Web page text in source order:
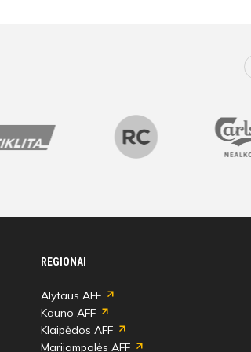
REGIONAI
Alytaus AFF
Kauno AFF
Klaipėdos AFF
Marijampolės AFF